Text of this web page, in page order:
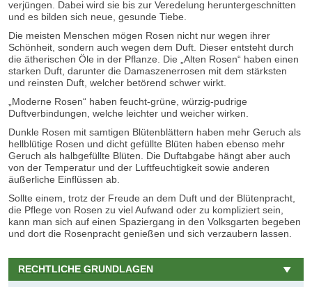
verjüngen. Dabei wird sie bis zur Veredelung heruntergeschnitten
und es bilden sich neue, gesunde Tiebe.
Die meisten Menschen mögen Rosen nicht nur wegen ihrer
Schönheit, sondern auch wegen dem Duft. Dieser entsteht durch
die ätherischen Öle in der Pflanze. Die „Alten Rosen“ haben einen
starken Duft, darunter die Damaszenerrosen mit dem stärksten
und reinsten Duft, welcher betörend schwer wirkt.
„Moderne Rosen“ haben feucht-grüne, würzig-pudrige
Duftverbindungen, welche leichter und weicher wirken.
Dunkle Rosen mit samtigen Blütenblättern haben mehr Geruch als
hellblütige Rosen und dicht gefüllte Blüten haben ebenso mehr
Geruch als halbgefüllte Blüten. Die Duftabgabe hängt aber auch
von der Temperatur und der Luftfeuchtigkeit sowie anderen
äußerliche Einflüssen ab.
Sollte einem, trotz der Freude an dem Duft und der Blütenpracht,
die Pflege von Rosen zu viel Aufwand oder zu kompliziert sein,
kann man sich auf einen Spaziergang in den Volksgarten begeben
und dort die Rosenpracht genießen und sich verzaubern lassen.
RECHTLICHE GRUNDLAGEN